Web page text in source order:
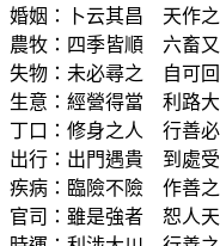
婚姻：卜云其昌 天作
農牧：四季皆順 六畜
失物：未必尋之 自可
生意：經營得當 利路
丁口：修身之人 行善
出行：出門遇貴 到處
疾病：臨險不險 作善
官司：雖是強者 恕人